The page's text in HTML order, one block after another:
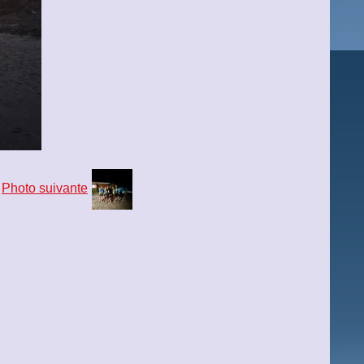
Photo suivante